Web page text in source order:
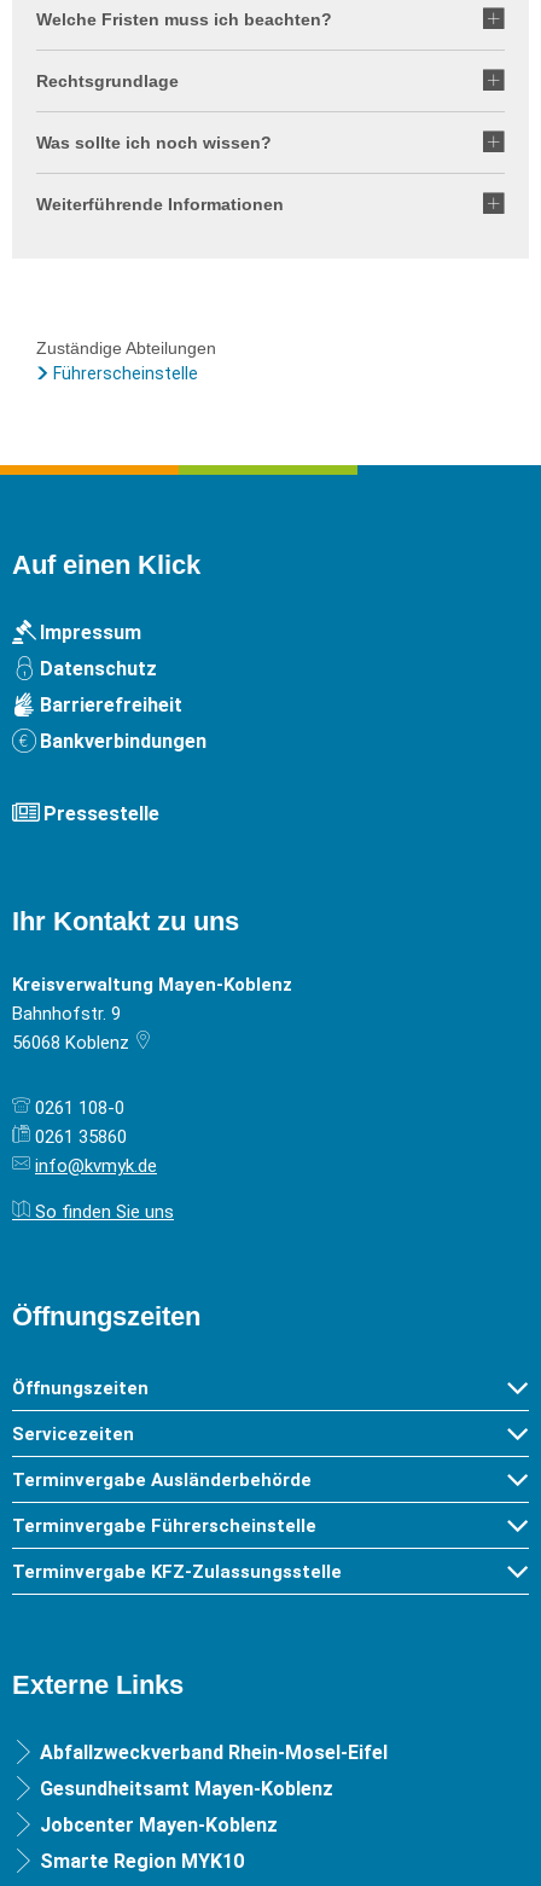
Welche Fristen muss ich beachten?
Rechtsgrundlage
Was sollte ich noch wissen?
Weiterführende Informationen
Zuständige Abteilungen
Führerscheinstelle
Auf einen Klick
Impressum
Datenschutz
Barrierefreiheit
Bankverbindungen
Pressestelle
Ihr Kontakt zu uns
Kreisverwaltung Mayen-Koblenz
Bahnhofstr. 9
56068 Koblenz
0261 108-0
0261 35860
info@kvmyk.de
So finden Sie uns
Öffnungszeiten
Öffnungszeiten
Servicezeiten
Terminvergabe Ausländerbehörde
Terminvergabe Führerscheinstelle
Terminvergabe KFZ-Zulassungsstelle
Externe Links
Abfallzweckverband Rhein-Mosel-Eifel
Gesundheitsamt Mayen-Koblenz
Jobcenter Mayen-Koblenz
Smarte Region MYK10